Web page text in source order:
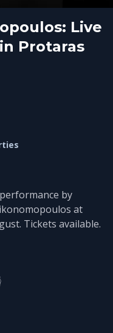
Live
Protaras
by
at
Tickets available.